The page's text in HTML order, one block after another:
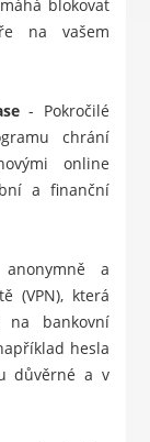
blokovat
na vašem
- Pokročilé
chrání
online
a finanční
a
(VPN), která
na bankovní
hesla
důvěrné a v